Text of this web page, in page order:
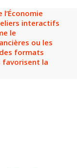
interactifs
le
ou les
formats
la